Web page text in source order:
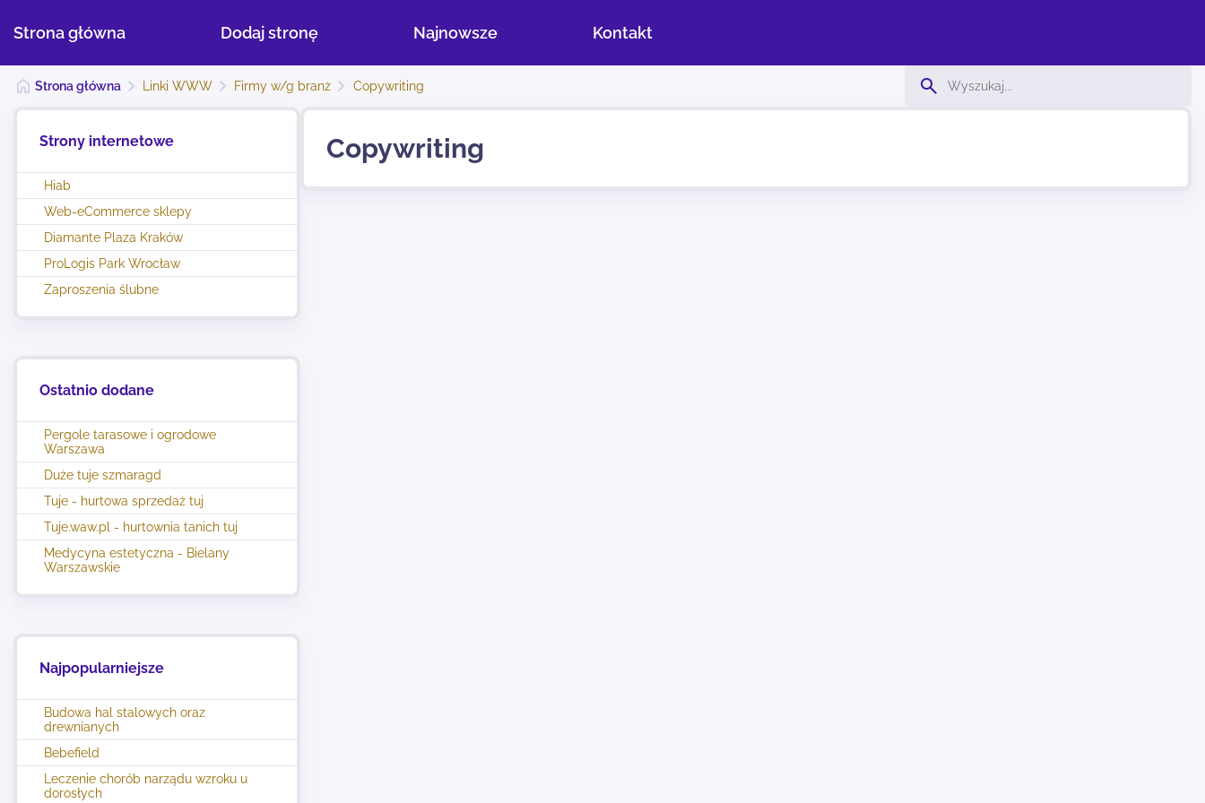
Strona główna Dodaj stronę Najnowsze Kontakt
Strona główna Linki WWW Firmy w/g branż Copywriting
Strony internetowe
Hiab
Web-eCommerce sklepy
Diamante Plaza Kraków
ProLogis Park Wrocław
Zaproszenia ślubne
Ostatnio dodane
Pergole tarasowe i ogrodowe
Warszawa
Duże tuje szmaragd
Tuje - hurtowa sprzedaż tuj
Tuje.waw.pl - hurtownia tanich tuj
Medycyna estetyczna - Bielany
Warszawskie
Najpopularniejsze
Budowa hal stalowych oraz
drewnianych
Bebefield
Leczenie chorób narządu wzroku u
dorosłych
Copywriting